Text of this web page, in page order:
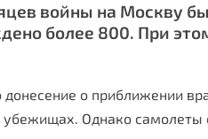
войны на Москву
более 800. При
о приближении
Однако самолеты